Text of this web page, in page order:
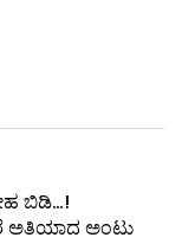
ಬಿಡಿ…!
ಅತಿಯಾದ ಅಂಟು